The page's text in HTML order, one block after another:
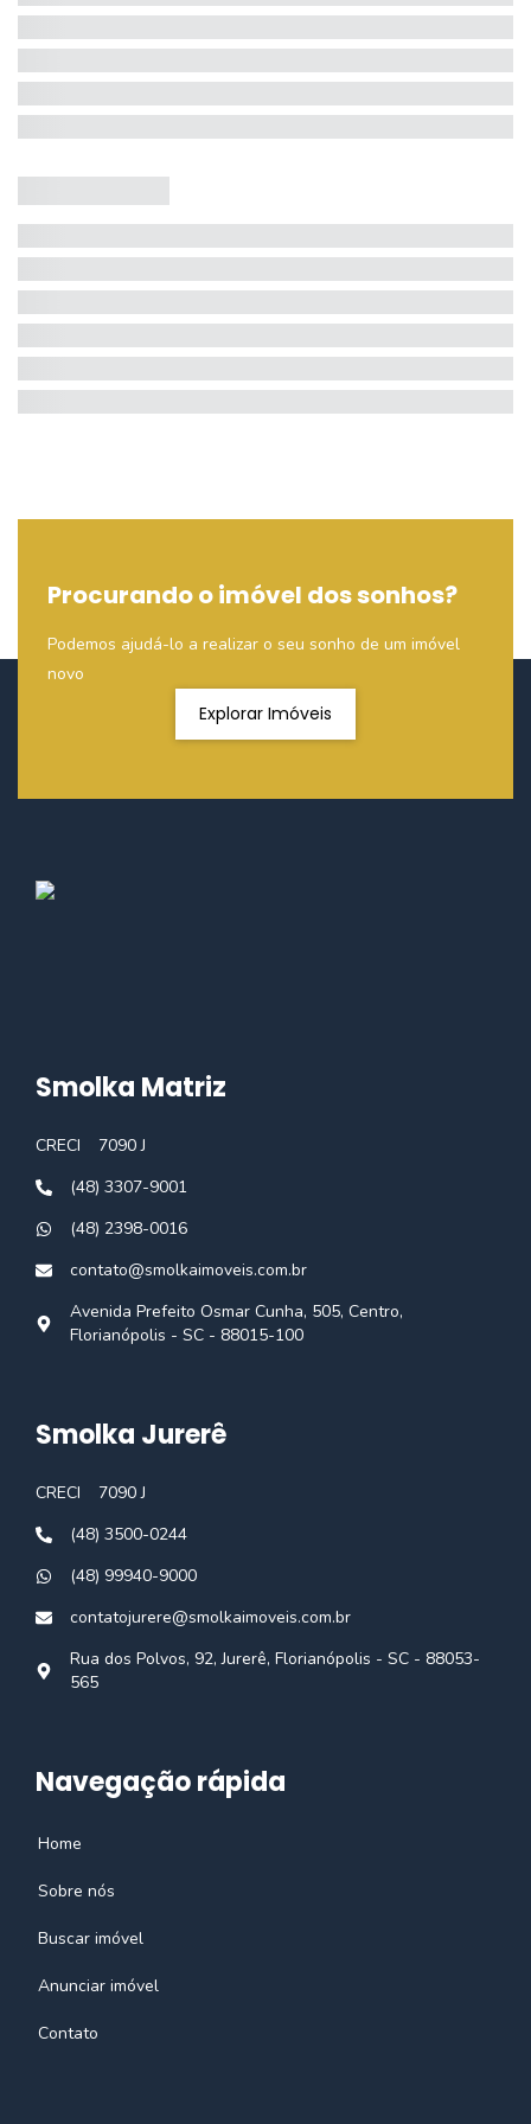
Procurando o imóvel dos sonhos?
Podemos ajudá-lo a realizar o seu sonho de um imóvel
novo
Explorar Imóveis
Smolka Matriz
CRECI
7090 J
(48) 3307-9001
(48) 2398-0016
contato@smolkaimoveis.com.br
Avenida Prefeito Osmar Cunha, 505, Centro,
Florianópolis - SC - 88015-100
Smolka Jurerê
CRECI
7090 J
(48) 3500-0244
(48) 99940-9000
contatojurere@smolkaimoveis.com.br
Rua dos Polvos, 92, Jurerê, Florianópolis - SC - 88053-
565
Navegação rápida
Home
Sobre nós
Buscar imóvel
Anunciar imóvel
Contato